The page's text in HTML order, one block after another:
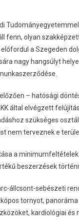
fenn, olyan
a Szegeden
nagy hangsúlyt
– hatósági
által elvégzett
szükséges
nem terveznek e
a
beszerzések
állcsont-sebészeti
tornyot,
kardiológiai